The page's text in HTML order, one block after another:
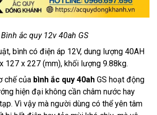
Bình ắc quy 12v 40ah GS
bình có điện áp 12V, dung lượng 40AH
127 x 227 (mm), khối lượng 9.88kg.
chế của bình ắc quy 40ah GS hoạt động
hiện đại không cần châm nước hay
Vì vậy mà người dùng có thể yên tâm